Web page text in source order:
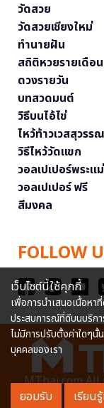
วัดสวย
วัดสวยเชียงใหม่
ทำนายฝัน
สถิติหวยรายเดือน
ดวงรายวัน
บทสวดมนต์
วิธีบนไอ้ไข่
ไหว้ท้าวเวสสุวรรณ
วิธีไหว้วัดแขก
วอลเปเปอร์พระ
วอลเปเปอร์ ฟรี
สีมงคล
FOLLOW
MThai.com All
อิเล็
เว็บไซต์นี้ใช้คุกกี้
เพื่อการนำเสนอเนื้อห
ประสบการณ์ที่ดีบนบริกา
ไม่มีการปรับตั้งค่าใดๆ
บุคคลของเรา
ยอมรับ เรียน